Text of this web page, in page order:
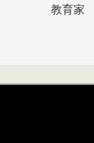
教育家